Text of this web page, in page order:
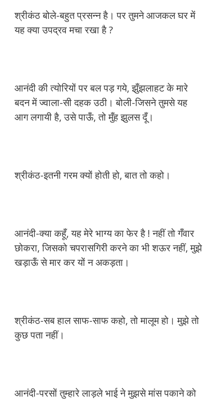
श्रीकंठ बोले-बहुत प्रसन्न है। पर तुमने आजकल घर में
यह क्या उपद्रव मचा रखा है ?
आनंदी की त्योरियों पर बल पड़ गये, झुँझलाहट के मारे
बदन में ज्वाला-सी दहक उठी। बोली-जिसने तुमसे यह
आग लगायी है, उसे पाऊँ, तो मुँह झुलस दूँ।
श्रीकंठ-इतनी गरम क्यों होती हो, बात तो कहो।
आनंदी-क्या कहूँ, यह मेरे भाग्य का फेर है ! नहीं तो गँवार
छोकरा, जिसको चपरासगिरी करने का भी शऊर नहीं, मुझे
खड़ाऊँ से मार कर यों न अकड़ता।
श्रीकंठ-सब हाल साफ-साफ कहो, तो मालूम हो। मुझे तो
कुछ पता नहीं।
आनंदी-परसों तुम्हारे लाड़ले भाई ने मुझसे मांस पकाने को